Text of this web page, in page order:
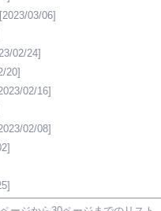
[2023/03/06]
02/24]
20]
02/16]
02/08]